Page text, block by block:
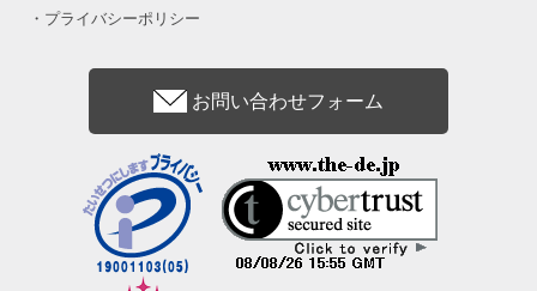
プライバシーポリシー
お問い合わせフォーム